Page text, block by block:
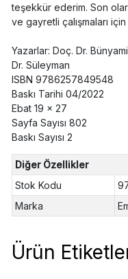
teşekkür ederim. Son
ve gayretli çalışmaları
Yazarlar: Doç. Dr.
Dr. Süleyman
ISBN 9786257849548
Baskı Tarihi 04/2022
Ebat 19 x 27
Sayfa Sayısı 802
Baskı Sayısı 2
Diğer Özellikler
Stok Kodu
Marka
Ürün